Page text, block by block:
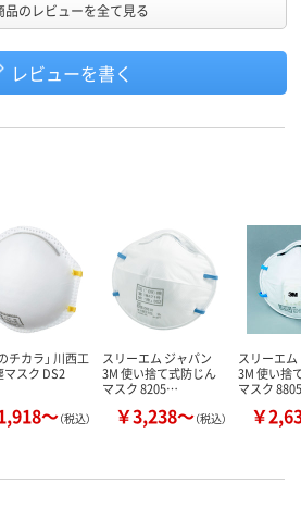
品のレビューを全て見る
レビューを書く
チカラ」 川西工
マスク DS2
～（税込）
スリーエム ジャパン
3M 使い捨て式防じん
マスク 8205…
￥3,238～（税込）
スリーエ
3M 使い捨
マスク
￥